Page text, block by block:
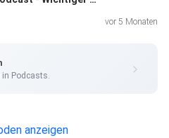
vor 5 Monaten
Podcasts.
anzeigen